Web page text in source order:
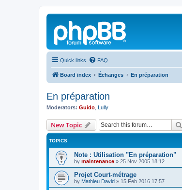
Quick links FAQ
Board index Échanges En préparation
En préparation
Moderators: Guido Lully
New Topic
TOPICS
Note : Utilisation "En préparation"
by maintenance » 25 Nov 2005 18:12
Projet Court-métrage
by Mathieu David » 15 Feb 2016 17:57